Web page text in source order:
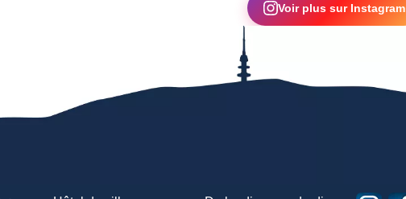
Voir plus sur Instagram